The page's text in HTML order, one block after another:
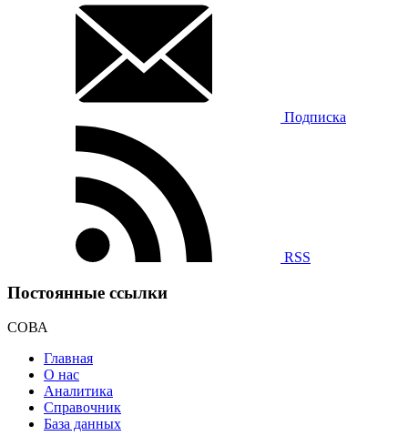
Подписка
RSS
Постоянные ссылки
СОВА
Главная
О нас
Аналитика
Справочник
База данных